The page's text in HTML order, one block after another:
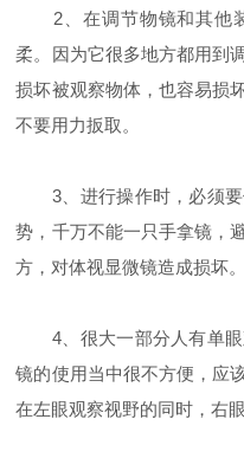
2、在调节物镜和其他装
柔。因为它很多地方都用到
损坏被观察物体，也容易损
不要用力扳取。
3、进行操作时，必须要
势，千万不能一只手拿镜，
方，对体视显微镜造成损坏。
4、很大一部分人有单眼
镜的使用当中很不方便，应
在左眼观察视野的同时，右